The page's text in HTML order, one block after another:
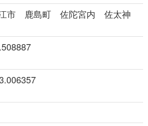
市 鹿島町 佐陀宮内 佐太神